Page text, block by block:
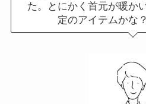
た。とにかく首元が暖か
定のアイテムかな